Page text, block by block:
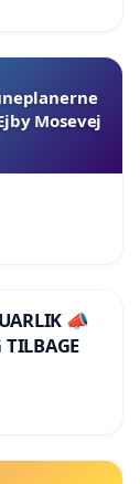
Mosevej
📣